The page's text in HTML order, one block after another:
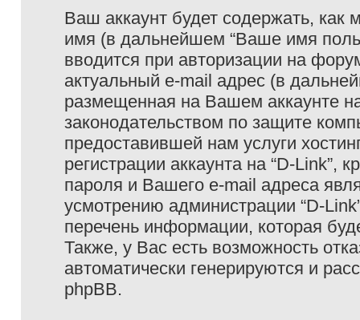
Ваш аккаунт будет содержать,
имя (в дальнейшем “Ваше имя
вводится при авторизации на
актуальный e-mail адрес (в
размещенная на Вашем аккаунте
законодательством по защите
предоставившей нам услуги
регистрации аккаунта на “D-
пароля и Вашего e-mail адреса
усмотрению администрации “D-
перечень информации, которая
Также, у Вас есть возможность
автоматически генерируются и
phpBB.